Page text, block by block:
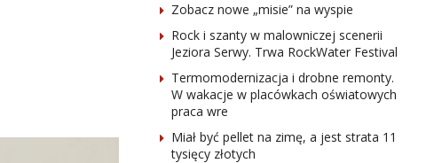
Zobacz nowe „misie” na wyspie
Rock i szanty w malowniczej scenerii
Jeziora Serwy. Trwa RockWater Festival
Termomodernizacja i drobne remonty.
W wakacje w placówkach oświatowych
praca wre
Miał być pellet na zimę, a jest strata 11
tysięcy złotych